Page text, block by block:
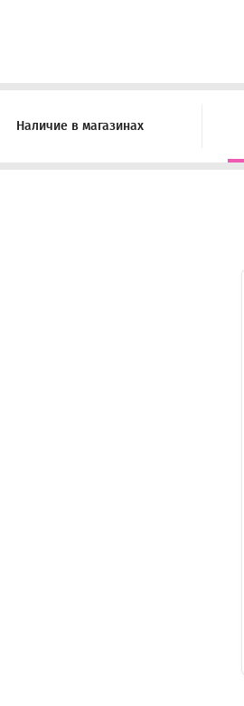
Наличие в магазинах